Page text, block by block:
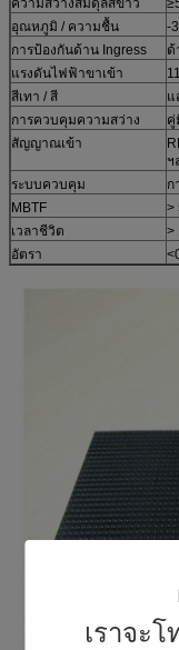
เราจะ
ความสว่างสมดุลสีขาว
อุณหภูมิ / ความชื้น
-
การป้องกันด้าน Ingress
ด้
แรงดันไฟฟ้าขาเข้า
สีเทา / สี
แ
การควบคุมความสว่าง
คู่
สัญญาณเข้า
ฯ
ระบบควบคุม
ก
MBTF
>
เวลาชีวิต
>
อัตรา